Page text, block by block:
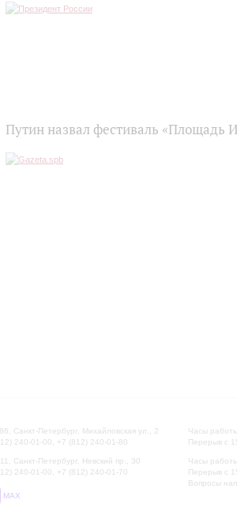
Путин назвал фестиваль «Площадь
Санкт-Петербург, Михайловская ул., 2
240-01-00, +7 (812) 240-01-80
Санкт-Петербург, Невский пр., 30
240-01-00, +7 (812) 240-01-70
MAX
Часы
Перерыв с
Часы
Перерыв с
Вопросы